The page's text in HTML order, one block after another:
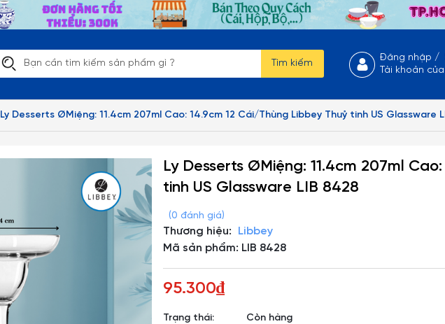
Tìm kiếm
Đăng nhập /
Tài khoản
Ly Desserts ØMiệng: 11.4cm 207ml Cao: 14.9cm 12 Cái/Thùng Libbey Thuỷ tinh US Glassware
Ly Desserts ØMiệng: 11.4cm 207ml
tinh US Glassware LIB 8428
(0 đánh giá)
Thương hiệu:
Libbey
Mã sản phẩm: LIB 8428
95.300₫
Trạng thái: Còn hàng